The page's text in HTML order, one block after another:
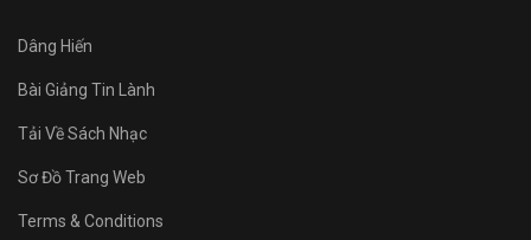
Dâng Hiến
Bài Giảng Tin Lành
Tải Về Sách Nhạc
Sơ Đồ Trang Web
Terms & Conditions